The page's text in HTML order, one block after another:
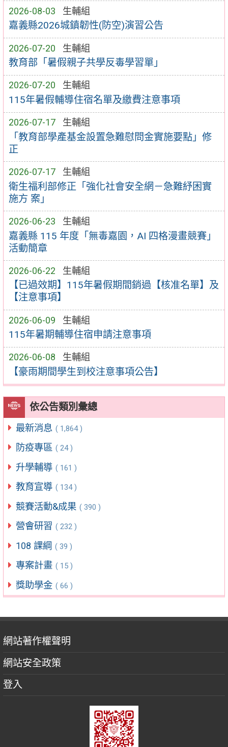
2026-08-03 生輔組
嘉義縣2026城鎮韌性(防空)演習公告
2026-07-20 生輔組
教育部「暑假親子共學反毒學習單」
2026-07-20 生輔組
115年暑假輔導住宿名單及繳費注意事項
2026-07-17 生輔組
「教育部學產基金設置急難慰問金實施要點」修
正
2026-07-17 生輔組
衛生福利部修正「強化社會安全網－急難紓困實
施方 案」
2026-06-23 生輔組
嘉義縣 115 年度「無毒嘉園，AI 四格漫畫競賽」
活動簡章
2026-06-22 生輔組
【已過效期】115年暑假期間銷過【核准名單】及
【注意事項】
2026-06-09 生輔組
115年暑期輔導住宿申請注意事項
2026-06-08 生輔組
【豪雨期間學生到校注意事項公告】
依公告類別彙總
最新消息 ( 1,864 )
防疫專區 ( 24 )
升學輔導 ( 161 )
教育宣導 ( 134 )
競賽活動&成果 ( 390 )
營會研習 ( 232 )
108 課綱 ( 39 )
專案計畫 ( 15 )
獎助學金 ( 66 )
網站著作權聲明
網站安全政策
登入